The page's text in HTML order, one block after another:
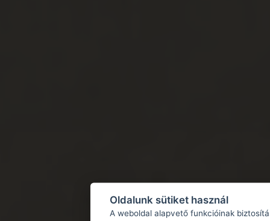
Oldalunk sütiket használ
A weboldal alapvető funkcióinak